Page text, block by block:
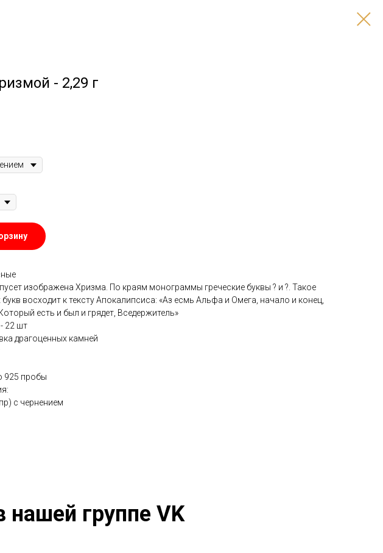
- 2,29 г
изображена Хризма. По краям монограммы греческие буквы ? и ?. Такое
букв восходит к тексту Апокалипсиса: «Аз есмь Альфа и Омега, начало и конец,
есть и был и грядет, Вседержитель»
22 шт
драгоценных камней
925 пробы
с чернением
группе VK